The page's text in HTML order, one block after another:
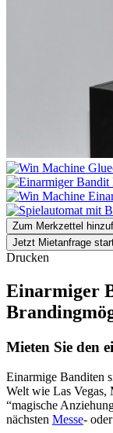
Zum Merkzettel
Jetzt Mietanfrage
Drucken
Einarmiger
Mieten Sie den
Einarmige Banditen
Welt wie Las Vegas,
“magische
nächsten Messe-